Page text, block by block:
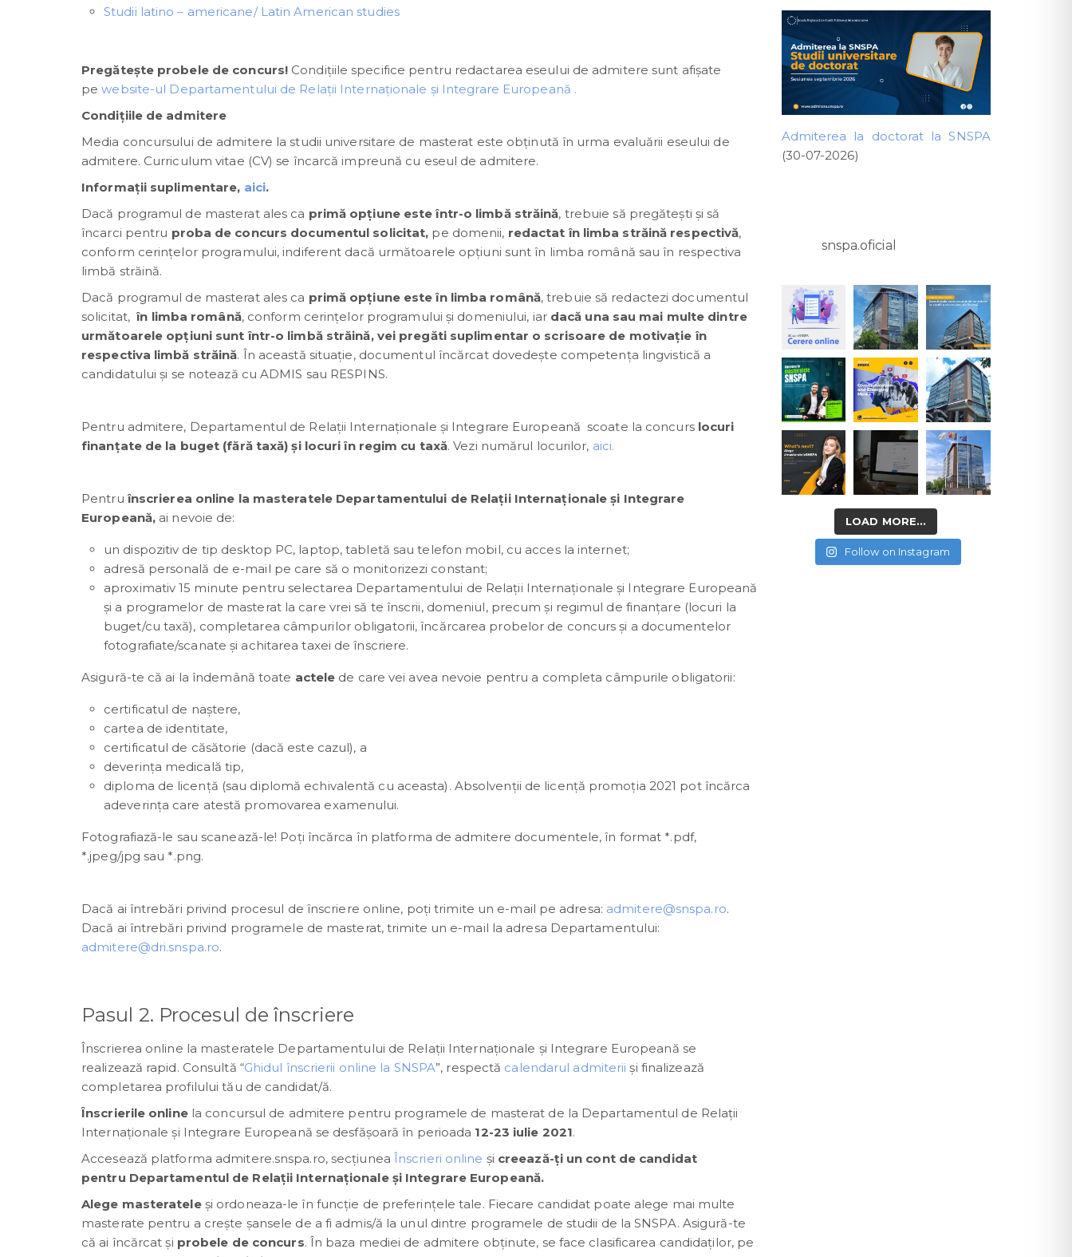
Studii latino – americane/ Latin American studies
Pregătește probele de concurs! Condițiile specifice pentru redactarea eseului de admitere sunt afișate
pewebsite-ul Departamentului de Relații Internaționale și Integrare Europeană .
Condițiile de admitere
Media concursului de admitere la studii universitare de masterat este obținută în urma evaluării eseului de
admitere. Curriculum vitae (CV) se încarcă impreună cu eseul de admitere.
Informații suplimentare, aici.
Dacă programul de masterat ales ca primă opțiune este într-o limbă străină, trebuie să pregătești și să
încarci pentru proba de concurs documentul solicitat, pe domenii, redactat în limba străină respectivă,
conform cerințelor programului, indiferent dacă următoarele opțiuni sunt în limba română sau în respectiva
limbă străină.
Dacă programul de masterat ales ca primă opțiune este în limba română, trebuie să redactezi documentul
solicitat, în limba română, conform cerințelor programului și domeniului, iar dacă una sau mai multe dintre
următoarele opțiuni sunt într-o limbă străină, vei pregăti suplimentar o scrisoare de motivație în
respectiva limbă străină. În această situaţie, documentul încărcat dovedește competența lingvistică a
candidatului și se notează cu ADMIS sau RESPINS.
Pentru admitere, Departamentul de Relații Internaționale și Integrare Europeană scoate la concurs locuri
finanțate de la buget (fără taxă) și locuri în regim cu taxă. Vezi numărul locurilor, aici.
Pentru înscrierea online la masteratele Departamentului de Relații Internaționale și Integrare
Europeană, ai nevoie de:
un dispozitiv de tip desktop PC, laptop, tabletă sau telefon mobil, cu acces la internet;
adresă personală de e-mail pe care să o monitorizezi constant;
aproximativ 15 minute pentru selectarea Departamentului de Relații Internaționale și Integrare Europeană
și a programelor de masterat la care vrei să te înscrii, domeniul, precum și regimul de finanțare (locuri la
buget/cu taxă), completarea câmpurilor obligatorii, încărcarea probelor de concurs și a documentelor
fotografiate/scanate și achitarea taxei de înscriere.
Asigură-te că ai la îndemână toate actele de care vei avea nevoie pentru a completa câmpurile obligatorii:
certificatul de naștere,
cartea de identitate,
certificatul de căsătorie (dacă este cazul), a
deverința medicală tip,
diploma de licență (sau diplomă echivalentă cu aceasta). Absolvenţii de licență promoţia 2021 pot încărca
adeverinţa care atestă promovarea examenului.
Fotografiază-le sau scanează-le! Poți încărca în platforma de admitere documentele, în format *.pdf,
*.jpeg/jpg sau *.png.
Dacă ai întrebări privind procesul de înscriere online, poţi trimite un e-mail pe adresa: admitere@snspa.ro.
Dacă ai întrebări privind programele de masterat, trimite un e-mail la adresa Departamentului:
admitere@dri.snspa.ro.
Pasul 2. Procesul de înscriere
Înscrierea online la masteratele Departamentului de Relații Internaționale și Integrare Europeană se
realizează rapid. Consultă “Ghidul înscrierii online la SNSPA”, respectă calendarul admiterii și finalizează
completarea profilului tău de candidat/ă.
Înscrierile onlinela concursul de admitere pentru programele de masterat de la Departamentul de Relații
Internaționale și Integrare Europeană se desfășoară în perioada 12-23 iulie 2021.
Accesează platforma admitere.snspa.ro, secțiunea Înscrieri online și creează-ți un cont de candidat
pentru Departamentul de Relații Internaționale și Integrare Europeană.
Alege masterateleși ordoneaza-le în funcție de preferințele tale. Fiecare candidat poate alege mai multe
masterate pentru a crește șansele de a fi admis/ă la unul dintre programele de studii de la SNSPA. Asigură-te
că ai încărcat și probele de concurs. În baza mediei de admitere obținute, se face clasificarea candidaților, pe
Admiterea la doctorat la SNSPA
(30-07-2026)
snspa.oficial
LOAD MORE...
Follow on Instagram